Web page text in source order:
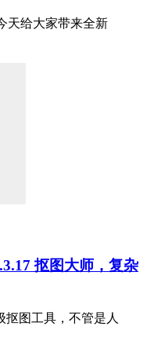
天给大家带来全新
抠图大师，复杂
抠图工具，不管是人